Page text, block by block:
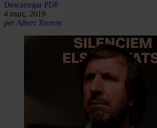
Descarregar PDF
4 març, 2019
per Albert Torrens